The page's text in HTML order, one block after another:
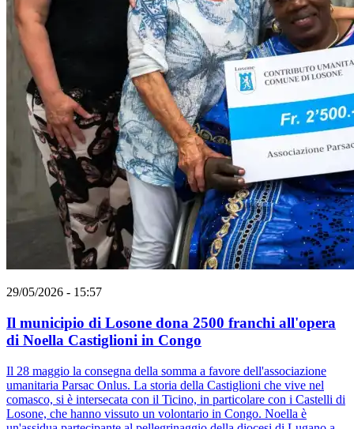
29/05/2026 - 15:57
Il municipio di Losone dona 2500 franchi all'opera
di Noella Castiglioni in Congo
Il 28 maggio la consegna della somma a favore dell'associazione
umanitaria Parsac Onlus. La storia della Castiglioni che vive nel
comasco, si è intersecata con il Ticino, in particolare con i Castelli di
Losone, che hanno vissuto un volontario in Congo. Noella è